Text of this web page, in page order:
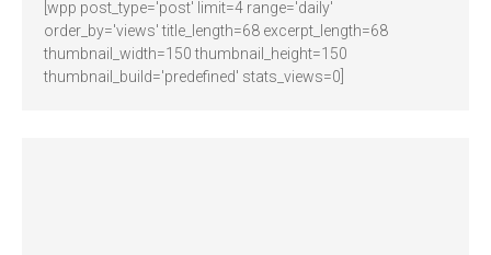
[wpp post_type='post' limit=4 range='daily'
order_by='views' title_length=68 excerpt_length=68
thumbnail_width=150 thumbnail_height=150
thumbnail_build='predefined' stats_views=0]